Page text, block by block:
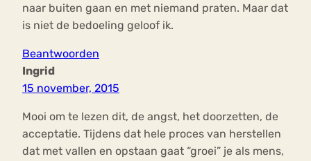
naar buiten gaan en met niemand praten. Maar dat
is niet de bedoeling geloof ik.
Beantwoorden
Ingrid
15 november, 2015
Mooi om te lezen dit, de angst, het doorzetten, de
acceptatie. Tijdens dat hele proces van herstellen
dat met vallen en opstaan gaat “groei” je als mens,